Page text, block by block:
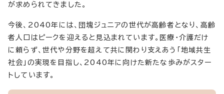
が求められてきました。
今後、2040年には、団塊ジュニアの世代が高齢者となり、高齢
者人口はピークを迎えると見込まれています。医療・介護だけ
に頼らず、世代や分野を超えて共に関わり支えあう「地域共生
社会」の実現を目指し、2040年に向けた新たな歩みがスター
トしています。